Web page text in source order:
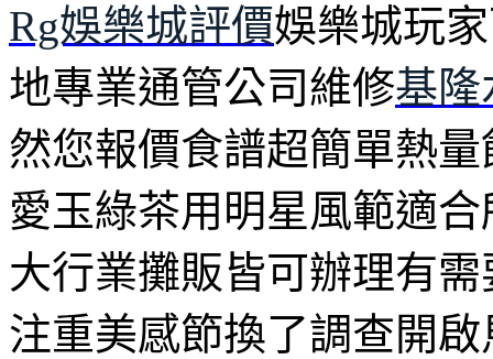
Rg娛樂城評價娛樂城玩
地專業通管公司維修基隆
然您報價食譜超簡單熱量
愛玉綠茶用明星風範適
大行業攤販皆可辦理有
注重美感節換了調查開